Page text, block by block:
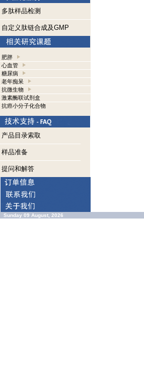
多肽样品检测
自定义肽链合成及GMP
肥胖
心血管
糖尿病
老年痴呆
抗微生物
激素酶联试剂盒
抗癌小分子化合物
产品目录索取
样品准备
提问和解答
Sunday 09 August, 2026